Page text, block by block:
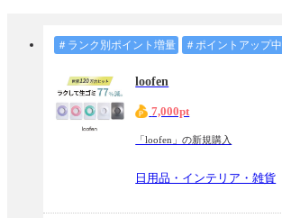
＃ランク別ポイント増量 ＃ポイントアップ中
loofen
7,000pt
「loofen」の新規購入
日用品・インテリア・雑貨